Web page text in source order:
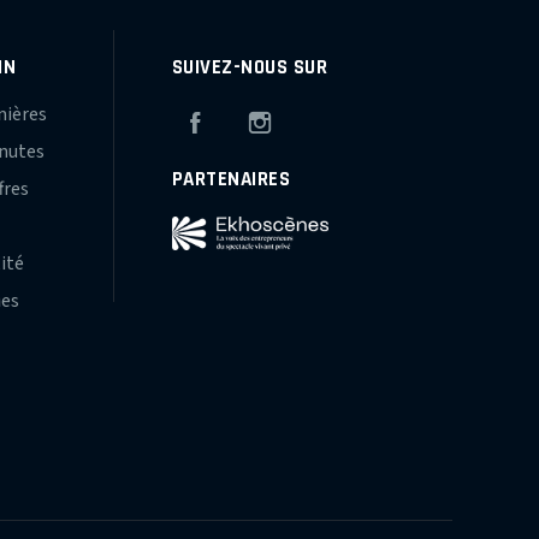
SUIVEZ-NOUS SUR
Facebook
PARTENAIRES